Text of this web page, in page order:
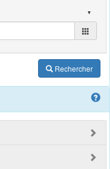
Rechercher